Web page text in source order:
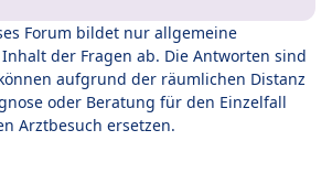
Forum bildet nur allgemeine
der Fragen ab. Die Antworten sind
aufgrund der räumlichen Distanz
oder Beratung für den Einzelfall
Arztbesuch ersetzen.